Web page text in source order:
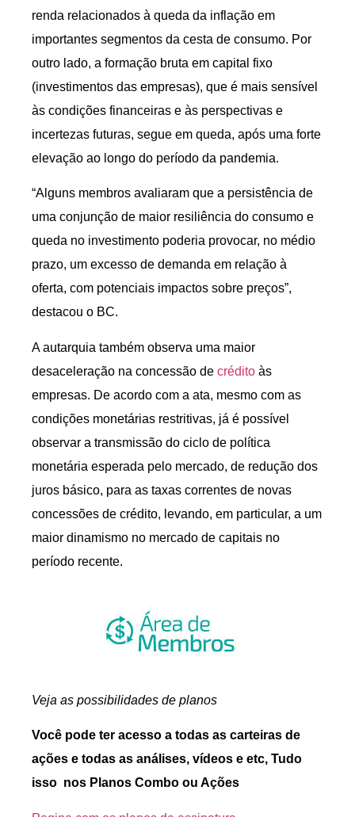
renda relacionados à queda da inflação em
importantes segmentos da cesta de consumo. Por
outro lado, a formação bruta em capital fixo
(investimentos das empresas), que é mais sensível
às condições financeiras e às perspectivas e
incertezas futuras, segue em queda, após uma forte
elevação ao longo do período da pandemia.
“Alguns membros avaliaram que a persistência de
uma conjunção de maior resiliência do consumo e
queda no investimento poderia provocar, no médio
prazo, um excesso de demanda em relação à
oferta, com potenciais impactos sobre preços”,
destacou o BC.
A autarquia também observa uma maior
desaceleração na concessão de crédito às
empresas. De acordo com a ata, mesmo com as
condições monetárias restritivas, já é possível
observar a transmissão do ciclo de política
monetária esperada pelo mercado, de redução dos
juros básico, para as taxas correntes de novas
concessões de crédito, levando, em particular, a um
maior dinamismo no mercado de capitais no
período recente.
Veja as possibilidades de planos
Você pode ter acesso a todas as carteiras de
ações e todas as análises, vídeos e etc, Tudo
isso nos Planos Combo ou Ações